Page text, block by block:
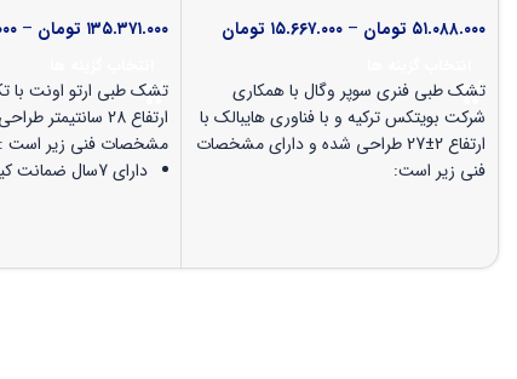
۵۱.۰۸۸.۰۰۰ تومان – ۱۵.۶۶۷.۰۰۰ تومان
تشک طبی فنری سوپر وگال با همکاری
شرکت بویتکس ترکیه و با فناوری هایبالک با
ارتفاع 2±27 طراحی شده و دارای مشخصات
فنی زیر است:
نرمی متوسط (50⇓)
۱۳۵.۳۷۱.۰۰۰ تومان –
تشک طبی ارتو اونت با
ارتفاع 28
مشخصات فنی زیر است :
دارای 7سال ضمانت کیفیت کالا
ویژگی گردش هوای